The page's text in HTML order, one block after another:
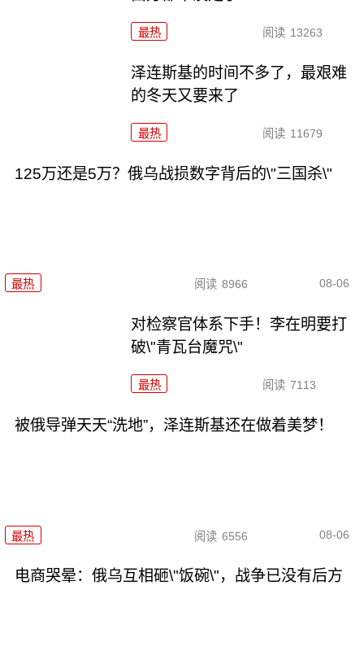
最热 阅读 13263
泽连斯基的时间不多了，最艰难
的冬天又要来了
最热 阅读 11679
125万还是5万？俄乌战损数字背后的\"三国杀\"
最热 阅读 8966 08-06
对检察官体系下手！李在明要打
破\"青瓦台魔咒\"
最热 阅读 7113
被俄导弹天天“洗地”，泽连斯基还在做着美梦！
最热 阅读 6556 08-06
电商哭晕：俄乌互相砸\"饭碗\"，战争已没有后方